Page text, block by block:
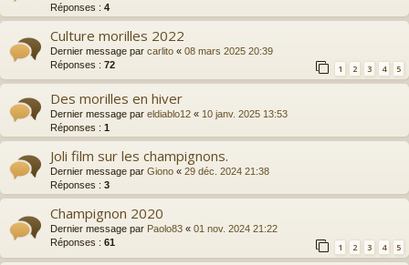
Réponses : 4
Culture morilles 2022
Dernier message par carlito « 08 mars 2025 20:39
Réponses : 72 1 2 3 4 5
Des morilles en hiver
Dernier message par eldiablo12 « 10 janv. 2025 13:53
Réponses : 1
Joli film sur les champignons.
Dernier message par Giono « 29 déc. 2024 21:38
Réponses : 3
Champignon 2020
Dernier message par Paolo83 « 01 nov. 2024 21:22
Réponses : 61 1 2 3 4 5